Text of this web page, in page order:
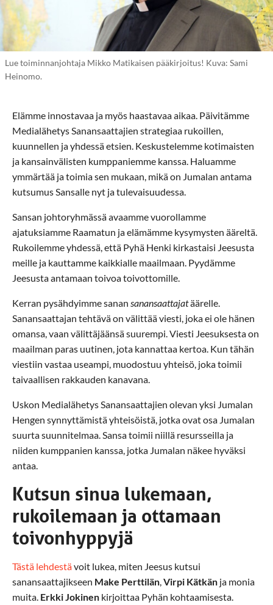
Lue toiminnanjohtaja Mikko Matikaisen pääkirjoitus! Kuva: Sami
Heinomo.
Elämme innostavaa ja myös haastavaa aikaa. Päivitämme
Medialähetys Sanansaattajien strategiaa rukoillen,
kuunnellen ja yhdessä etsien. Keskustelemme kotimaisten
ja kansainvälisten kumppaniemme kanssa. Haluamme
ymmärtää ja toimia sen mukaan, mikä on Jumalan antama
kutsumus Sansalle nyt ja tulevaisuudessa.
Sansan johtoryhmässä avaamme vuorollamme
ajatuksiamme Raamatun ja elämämme kysymysten ääreltä.
Rukoilemme yhdessä, että Pyhä Henki kirkastaisi Jeesusta
meille ja kauttamme kaikkialle maailmaan. Pyydämme
Jeesusta antamaan toivoa toivottomille.
Kerran pysähdyimme sanan sanansaattajatäärelle.
Sanansaattajan tehtävä on välittää viesti, joka ei ole hänen
omansa, vaan välittäjäänsä suurempi. Viesti Jeesuksesta on
maailman paras uutinen, jota kannattaa kertoa. Kun tähän
viestiin vastaa useampi, muodostuu yhteisö, joka toimii
taivaallisen rakkauden kanavana.
Uskon Medialähetys Sanansaattajien olevan yksi Jumalan
Hengen synnyttämistä yhteisöistä, jotka ovat osa Jumalan
suurta suunnitelmaa. Sansa toimii niillä resursseilla ja
niiden kumppanien kanssa, jotka Jumalan näkee hyväksi
antaa.
Kutsun sinua lukemaan,
rukoilemaan ja ottamaan
toivonhyppyjä
Tästä lehdestävoit lukea, miten Jeesus kutsui
sanansaattajikseen Make Perttilän,Virpi Kätkän ja monia
muita. Erkki Jokinen kirjoittaa Pyhän kohtaamisesta.